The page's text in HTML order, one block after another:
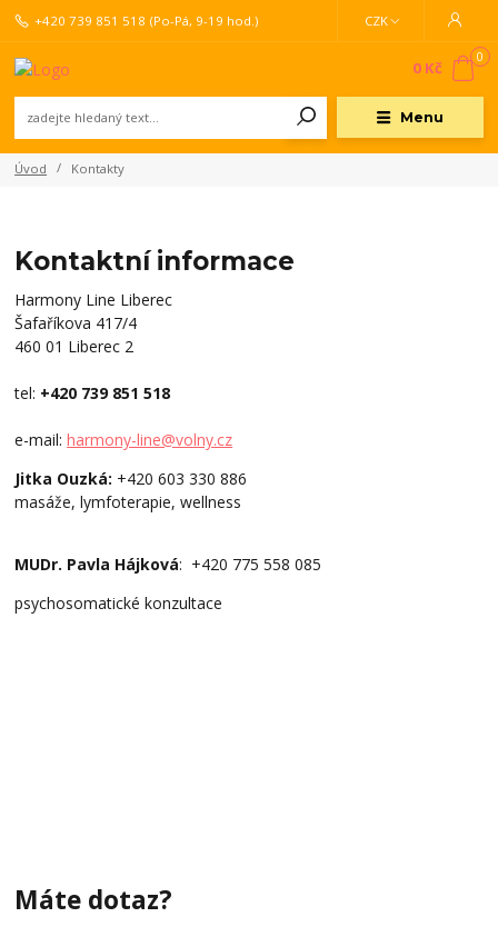
Menu
CZK
+420 739 851 518 (Po-Pá, 9-19 hod.)
0
0 Kč
Úvod Kontakty
Kontaktní informace
Harmony Line Liberec
Šafaříkova 417/4
460 01 Liberec 2
tel: +420 739 851 518
e-mail:harmony-line@volny.cz
Jitka Ouzká: +420 603 330 886
masáže, lymfoterapie, wellness
MUDr. Pavla Hájková: +420 775 558 085
psychosomatické konzultace
Máte dotaz?